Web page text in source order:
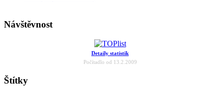
Návštěvnost
Detaily statistik
Počítadlo od 13.2.2009
Štítky